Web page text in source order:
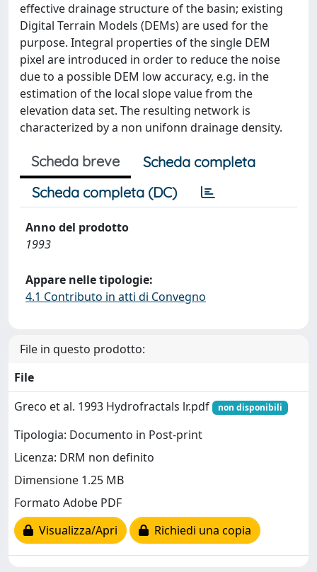
effective drainage structure of the basin; existing
Digital Terrain Models (DEMs) are used for the
purpose. Integral properties of the single DEM
pixel are introduced in order to reduce the noise
due to a possible DEM low accuracy, e.g. in the
estimation of the local slope value from the
elevation data set. The resulting network is
characterized by a non unifonn drainage density.
Scheda breve
Scheda completa
Scheda completa (DC)
Anno del prodotto
1993
Appare nelle tipologie:
4.1 Contributo in atti di Convegno
File in questo prodotto:
File
Greco et al. 1993 Hydrofractals lr.pdf
non disponibili
Tipologia: Documento in Post-print
Licenza: DRM non definito
Dimensione 1.25 MB
Formato Adobe PDF
Visualizza/Apri
Richiedi una copia